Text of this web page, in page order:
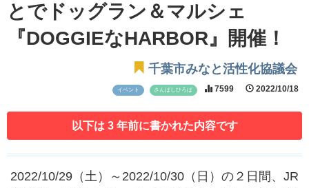
とでドッグラン＆マルシェ
『DOGGIEなHARBOR』開催！
千葉市みなと活性化協議会
イベント さんばしひろば 7599 2022/10/18
以下は 3 年前に書かれた内容です
2022/10/29（土）～2022/10/30（日）の２日間、JR